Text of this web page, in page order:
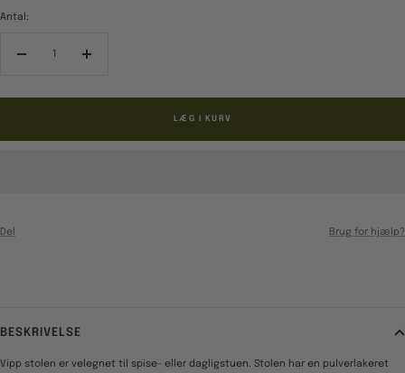
Antal:
Reducér
Forøg
LÆG I KURV
Del Brug for hjælp?
BESKRIVELSE
Vipp stolen er velegnet til spise- eller dagligstuen. Stolen har en pulverlakeret